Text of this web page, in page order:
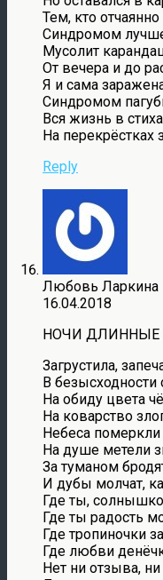
Тем, кто
Синдромом
Мусолит
От вечера и до
Я и сама
Синдромом
Вся жизнь в
На перекрёстках
Reply
Любовь Ларкина
16.04.2018
НОЧИ ДЛИННЫЕ
Загрустила,
В безысходности
На обиду цвета
На коварство
Небеса померкли
На душе метели
За туманом
И дубы молчат,
Где ты,
Где ты радость
Где тропиночки
Где любви
Нет ни отзыва,